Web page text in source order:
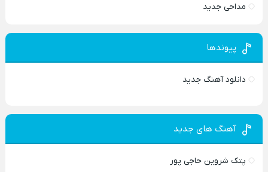
مداحی جدید
پیوندها
دانلود آهنگ جدید
آهنگ های جدید
پتک شروین حاجی پور